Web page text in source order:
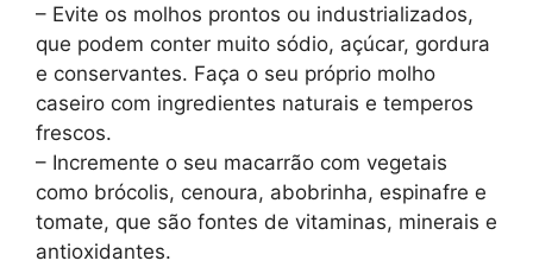
– Evite os molhos prontos ou industrializados,
que podem conter muito sódio, açúcar, gordura
e conservantes. Faça o seu próprio molho
caseiro com ingredientes naturais e temperos
frescos.
– Incremente o seu macarrão com vegetais
como brócolis, cenoura, abobrinha, espinafre e
tomate, que são fontes de vitaminas, minerais e
antioxidantes.